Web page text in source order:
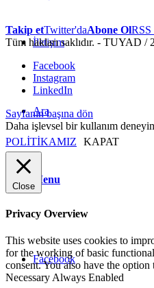
İletişim
Ara
Menu
Facebook
Takip etTwitter'daAbone OlRSS
Tüm hakları saklıdır. - TUYAD /
Facebook
Instagram
LinkedIn
Sayfanın başına dön
Daha işlevsel bir kullanım
POLİTİKAMIZ
KAPAT
Close
Privacy Overview
This website uses cookies to
for the working of basic
consent. You also have the
Necessary Always Enabled